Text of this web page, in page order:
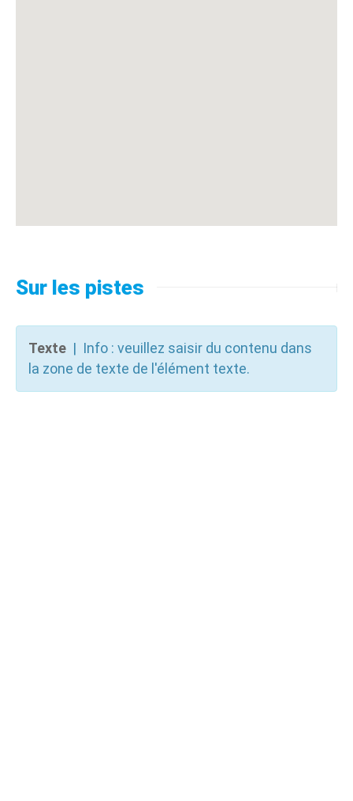
Sur les pistes
Texte | Info : veuillez saisir du contenu dans
la zone de texte de l'élément texte.